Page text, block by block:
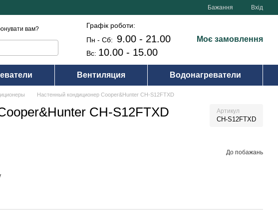
Бажання Вхід
вам?
Графік роботи:
Пн - Сб: 9.00 - 21.00
Вс: 10.00 - 15.00
Моє замовлення
Вентиляция Водонагреватели
Настенный кондиционер Cooper&Hunter CH-S12FTXD
CH-S12FTXD Артикул
CH-S12FTXD
До побажань